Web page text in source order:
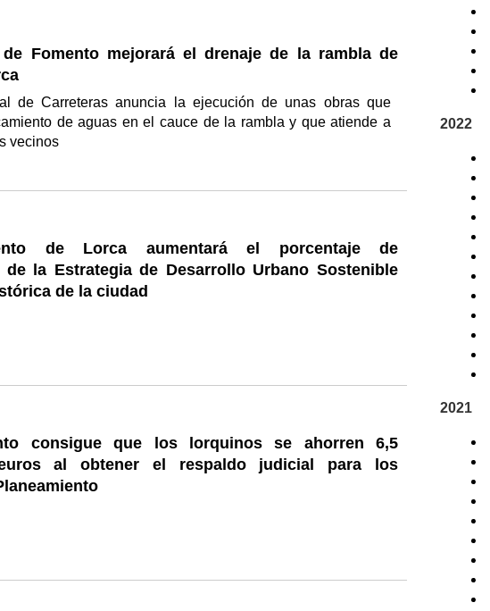
de Fomento mejorará el drenaje de la rambla de
de Carreteras anuncia la ejecución de unas obras que
de aguas en el cauce de la rambla y que atiende a
vecinos
de Lorca aumentará el porcentaje de
de la Estrategia de Desarrollo Urbano Sostenible
de la ciudad
consigue que los lorquinos se ahorren 6,5
al obtener el respaldo judicial para los
2022
2021